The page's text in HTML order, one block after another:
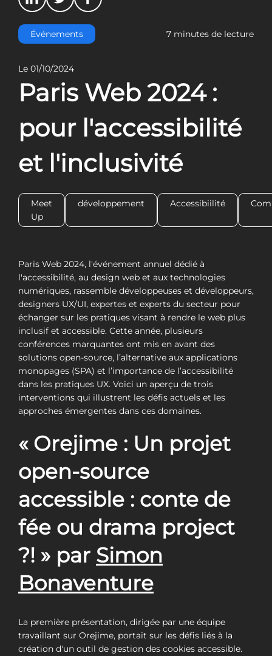
Événements 7 minutes de lecture
Le 01/10/2024
Paris Web 2024 :
pour l'accessibilité
et l'inclusivité
Meet
Up
développement Accessibiilité
Paris Web 2024, l'événement annuel dédié à
l'accessibilité, au design web et aux technologies
numériques, rassemble développeuses et développeurs,
designers UX/UI, expertes et experts du secteur pour
échanger sur les pratiques visant à rendre le web plus
inclusif et accessible. Cette année, plusieurs
conférences marquantes ont mis en avant des
solutions open-source, l’alternative aux applications
monopages (SPA) et l’importance de l’accessibilité
dans les pratiques UX. Voici un aperçu de trois
interventions qui illustrent les défis actuels et les
approches émergentes dans ces domaines.
« Orejime : Un projet
open-source
accessible : conte de
fée ou drama project
?! » par Simon
Bonaventure
La première présentation, dirigée par une équipe
travaillant sur Orejime, portait sur les défis liés à la
création d'un outil de gestion des cookies accessible.